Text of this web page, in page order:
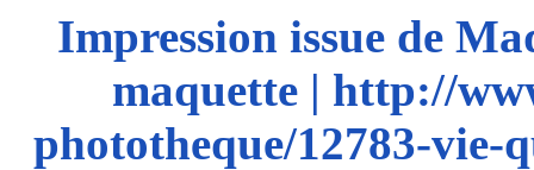
Impression issue de
maquette | http://
phototheque/12783-vie-